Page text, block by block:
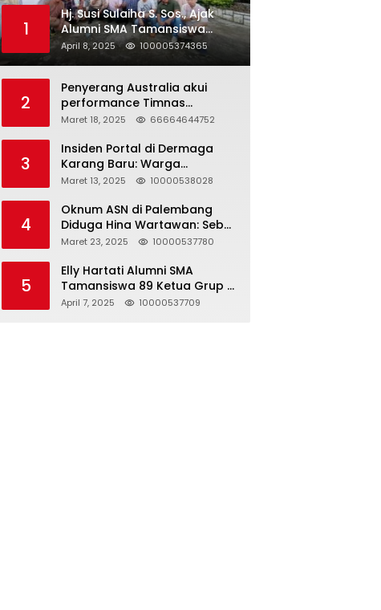
1
Hj. Susi Sulaiha S. Sos., Ajak
Alumni SMA Tamansiswa
Palembang Angkatan 91 Halal
Bihalal
April 8, 2025 100005374365
2
Penyerang Australia akui
performance Timnas
Indonesia
Maret 18, 2025 66664644752
3
Insiden Portal di Dermaga
Karang Baru: Warga
Klarifikasi dan Kritik
Akurat
Maret 13, 2025 10000538028
4
Oknum ASN di Palembang
Diduga Hina Wartawan: Sebut
Profesi Jurnalis Hanya
Berujung Dugaan
Pelanggaran UU ITE!
Maret 23, 2025 10000537780
5
Elly Hartati Alumni SMA
Tamansiswa 89 Ketua Grup S
4 Laksanakan Giat
April 7, 2025 10000537709